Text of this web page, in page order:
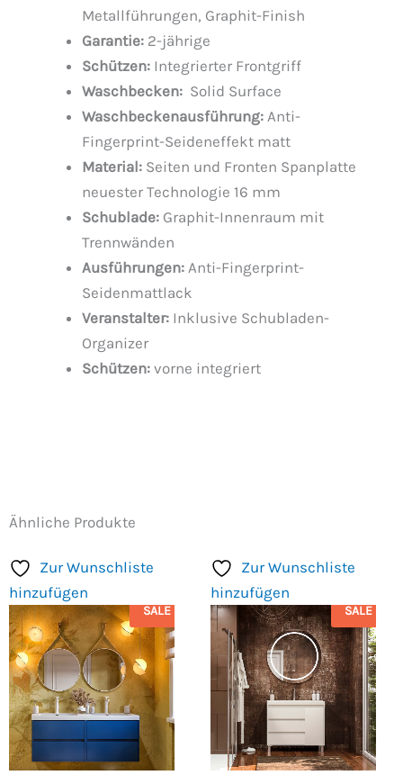
Metallführungen, Graphit-Finish
Garantie: 2-jährige
Schützen: Integrierter Frontgriff
Waschbecken: Solid Surface
Waschbeckenausführung: Anti-
Fingerprint-Seideneffekt matt
Material: Seiten und Fronten Spanplatte
neuester Technologie 16 mm
Schublade: Graphit-Innenraum mit
Trennwänden
Ausführungen: Anti-Fingerprint-
Seidenmattlack
Veranstalter: Inklusive Schubladen-
Organizer
Schützen: vorne integriert
Ähnliche Produkte
Zur Wunschliste
hinzufügen
SALE
Zur Wunschliste
hinzufügen
SALE